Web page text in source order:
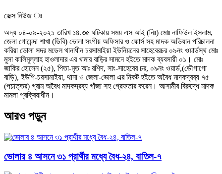
ডেক্স নিউজ ঃ
অদ্য ০৪-০৯-২০২১ তারিখ ১৪.৩৫ ঘটিকায় সময় এস আই (নিঃ) মোঃ নাফিউল ইসলাম,
জেলা গোয়েন্দা শাখা (ডিবি) ভোলা সংগীয় অফিসার ও ফোর্স সহ মাদক অভিযান পরিচালনা
করিয়া ভোলা সদর মডেল থানাধীন চরসামাইয়া ইউনিয়নের সাহেবেরচর ০৯নং ওয়ার্ডস্থ মোঃ
মুসা কালিমুল্লাহ হাওলাদার এর খামার বাড়ির সামনে হইতে মাদক ব্যবসায়ী ০১। মোঃ
জাকির হোসেন (২৫), পিতা-মৃত আঃ রশিদ, সাং-সাহেবের চর, ০৯নং ওয়ার্ড,(ডৌগাগো
বাড়ি), ইউপি-চরসামাইয়া, থানা ও জেলা-ভোলা এর নিকট হইতে অবৈধ মাদকদ্রব্য ৭৫
(পচাত্তর) গ্রাম অবৈধ মাদকদ্রব্য গাঁজা সহ গ্রেফতার করেন। আসামীর বিরুদ্ধে মাদক
মামলা প্রক্রিয়াধীন।
আরও পড়ুন
ভোলার ৪ আসনে ৩১ প্রার্থীর মধ্যে বৈধ-২৪, বাতিল-৭